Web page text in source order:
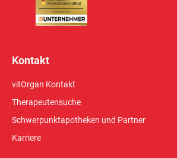
Kontakt
vitOrgan Kontakt
Therapeutensuche
Schwerpunktapotheken und Partner
Karriere